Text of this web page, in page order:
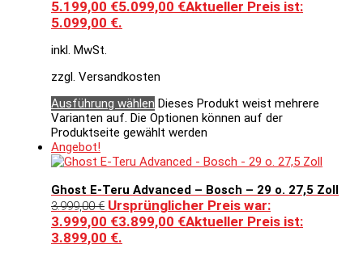
5.199,00 €5.099,00 €Aktueller Preis ist:
5.099,00 €.
inkl. MwSt.
zzgl. Versandkosten
Ausführung wählen Dieses Produkt weist mehrere
Varianten auf. Die Optionen können auf der
Produktseite gewählt werden
Angebot!
Ghost E-Teru Advanced – Bosch – 29 o. 27,5 Zoll
3.999,00€ Ursprünglicher Preis war:
3.999,00 €3.899,00 €Aktueller Preis ist:
3.899,00 €.